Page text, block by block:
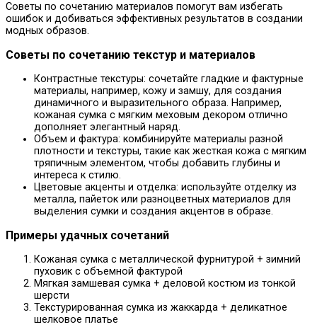
Советы по сочетанию материалов помогут вам избегать
ошибок и добиваться эффективных результатов в создании
модных образов.
Советы по сочетанию текстур и материалов
Контрастные текстуры: сочетайте гладкие и фактурные
материалы, например, кожу и замшу, для создания
динамичного и выразительного образа. Например,
кожаная сумка с мягким меховым декором отлично
дополняет элегантный наряд.
Объем и фактура: комбинируйте материалы разной
плотности и текстуры, такие как жесткая кожа с мягким
тряпичным элементом, чтобы добавить глубины и
интереса к стилю.
Цветовые акценты и отделка: используйте отделку из
металла, пайеток или разноцветных материалов для
выделения сумки и создания акцентов в образе.
Примеры удачных сочетаний
Кожаная сумка с металлической фурнитурой + зимний
пуховик с объемной фактурой
Мягкая замшевая сумка + деловой костюм из тонкой
шерсти
Текстурированная сумка из жаккарда + деликатное
шелковое платье